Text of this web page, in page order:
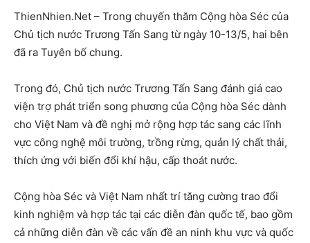
ThienNhien.Net – Trong chuyến thăm Cộng hòa Séc của
Chủ tịch nước Trương Tấn Sang từ ngày 10-13/5, hai bên
đã ra Tuyên bố chung.
Trong đó, Chủ tịch nước Trương Tấn Sang đánh giá cao
viện trợ phát triển song phương của Cộng hòa Séc dành
cho Việt Nam và đề nghị mở rộng hợp tác sang các lĩnh
vực công nghệ môi trường, trồng rừng, quản lý chất thải,
thích ứng với biến đổi khí hậu, cấp thoát nước.
Cộng hòa Séc và Việt Nam nhất trí tăng cường trao đổi
kinh nghiệm và hợp tác tại các diễn đàn quốc tế, bao gồm
cả những diễn đàn về các vấn đề an ninh khu vực và quốc